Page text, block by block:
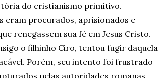
do cristianismo primitivo.
eram procurados, aprisionados e
renegassem sua fé em Jesus Cristo.
o filhinho Ciro, tentou fugir daquela
Porém, seu intento foi frustrado
pelas autoridades romanas.